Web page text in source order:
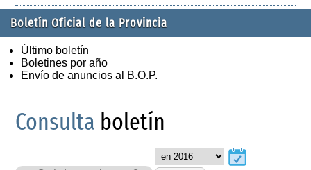
Boletín Oficial de la Provincia
Último boletín
Boletines por año
Envío de anuncios al B.O.P.
Consulta boletín